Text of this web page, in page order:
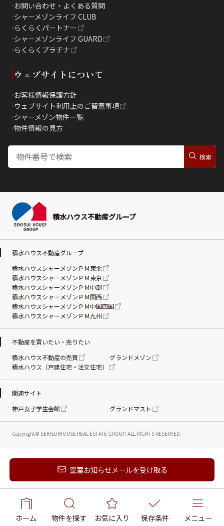
新着メールを受け取る
ホーム 物件を探す お気に入り 保存条件 メニュー
空室お知らせメールを受け取る
お問い合わせ・よくある質問
シャーメゾンライフ CLUB
らくらくパートナー
シャーメゾンライフ GUARD
らくらくプラチナ
ウェブサイトについて
お客様情報保護方針
ウェブサイト利用上のご留意事項
シャーメゾン物件一覧
物件情報の見方
積水ハウス不動産グループ
Copyright© SEKISUIHOUSE REAL ESTATE GROUP. ALL RIGHTS RESERVED.
積水ハウス不動産グループ
積水ハウスシャーメゾンＰＭ東北
積水ハウスシャーメゾンＰＭ東京
積水ハウスシャーメゾンＰＭ中部
積水ハウスシャーメゾンＰＭ関西
積水ハウスシャーメゾンＰＭ中国四国
積水ハウスシャーメゾンＰＭ九州
不動産を買いたい・売りたい
積水ハウス不動産の売買
グランドメゾン
積水ハウス（戸建住宅・注文住宅）
関連サイト
神戸女子学生会館
グランドマスト